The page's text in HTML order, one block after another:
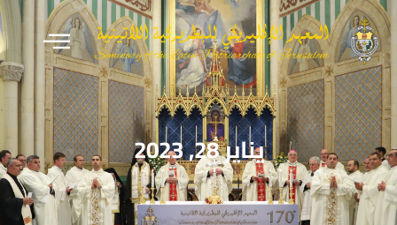
يناير 28, 2023